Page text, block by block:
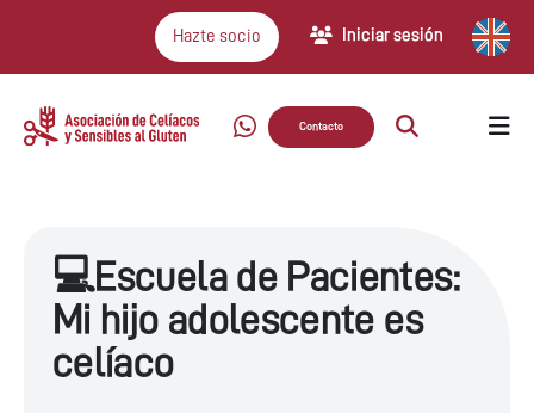
Hazte socio Iniciar sesión
Contacto
💻Escuela de Pacientes:
Mi hijo adolescente es
celíaco